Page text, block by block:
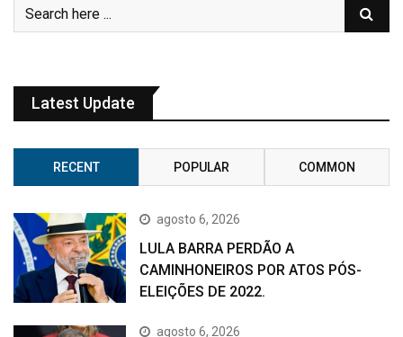
Latest Update
RECENT POPULAR COMMON
agosto 6, 2026
LULA BARRA PERDÃO A
CAMINHONEIROS POR ATOS PÓS-
ELEIÇÕES DE 2022.
agosto 6, 2026